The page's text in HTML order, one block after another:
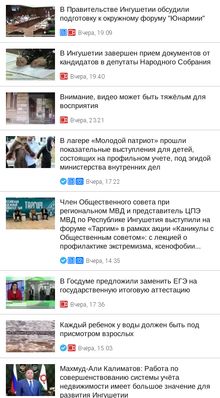
В Правительстве Ингушетии обсудили
подготовку к окружному форуму "Юнармии"
Вчера, 19:09
В Ингушетии завершен прием документов от
кандидатов в депутаты Народного Собрания
Вчера, 19:40
Внимание, видео может быть тяжёлым для
восприятия
Вчера, 23:21
В лагере «Молодой патриот» прошли
показательные выступления для детей,
состоящих на профильном учете, под эгидой
министерства внутренних дел
Вчера, 17:22
Член Общественного совета при
региональном МВД и представитель ЦПЭ
МВД по Республике Ингушетия выступили на
форуме «Таргим» в рамках акции «Каникулы с
Общественным советом»: с лекцией о
профилактике экстремизма, ксенофобии...
Вчера, 14:35
В Госдуме предложили заменить ЕГЭ на
государственную итоговую аттестацию
Вчера, 17:36
Каждый ребенок у воды должен быть под
присмотром взрослых
Вчера, 15:03
Махмуд-Али Калиматов: Работа по
совершенствованию системы учёта
недвижимости имеет большое значение для
развития Ингушетии